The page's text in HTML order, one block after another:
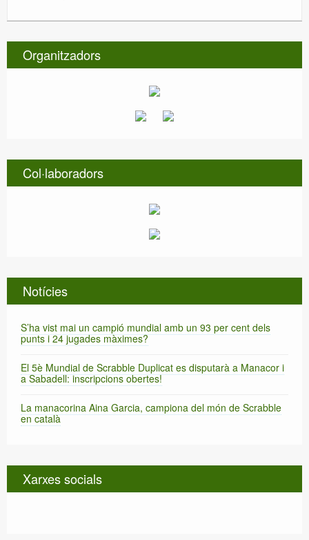
Organitzadors
Col·laboradors
Notícies
S’ha vist mai un campió mundial amb un 93 per cent dels
punts i 24 jugades màximes?
El 5è Mundial de Scrabble Duplicat es disputarà a Manacor i
a Sabadell: inscripcions obertes!
La manacorina Aina Garcia, campiona del món de Scrabble
en català
Xarxes socials